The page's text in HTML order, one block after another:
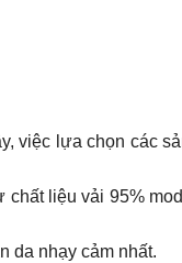
việc lựa chọn các
liệu vải 95%
da nhạy cảm nhất.